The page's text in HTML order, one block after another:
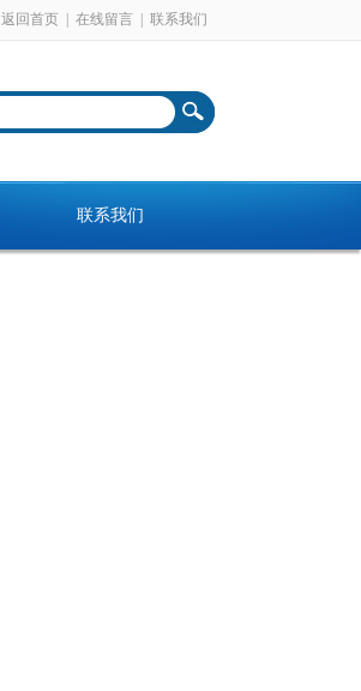
返回首页 在线留言 联系我们
联系我们